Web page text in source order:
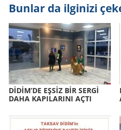
Bunlar da ilginizi
DİDİM’DE EŞSİZ BİR SERGİ
DAHA KA­PI­LA­RI­NI AÇTI